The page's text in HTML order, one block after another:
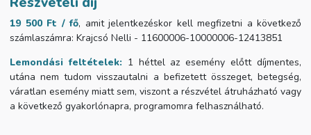
19 500 Ft / fő, amit jelentkezéskor kell megfizetni a következő
számlaszámra: Krajcsó Nelli - 11600006-10000006-12413851
Lemondási feltételek: 1 héttel az esemény előtt díjmentes,
utána nem tudom visszautalni a befizetett összeget, betegség,
váratlan esemény miatt sem, viszont a részvétel átruházható vagy
a következő gyakorlónapra, programomra felhasználható.